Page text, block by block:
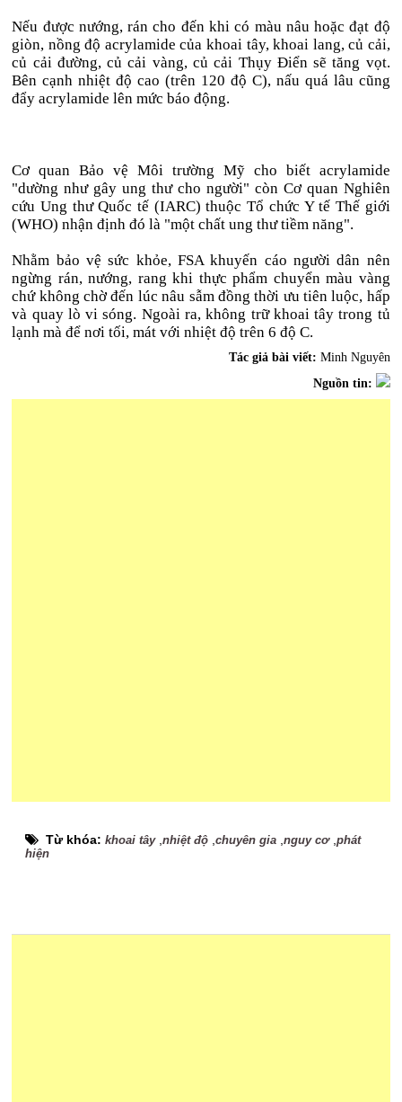
Nếu được nướng, rán cho đến khi có màu nâu hoặc đạt độ
giòn, nồng độ acrylamide của khoai tây, khoai lang, củ cải,
củ cải đường, củ cải vàng, củ cải Thụy Điển sẽ tăng vọt.
Bên cạnh nhiệt độ cao (trên 120 độ C), nấu quá lâu cũng
đẩy acrylamide lên mức báo động.
Cơ quan Bảo vệ Môi trường Mỹ cho biết acrylamide
"dường như gây ung thư cho người" còn Cơ quan Nghiên
cứu Ung thư Quốc tế (IARC) thuộc Tổ chức Y tế Thế giới
(WHO) nhận định đó là "một chất ung thư tiềm năng".
Nhằm bảo vệ sức khỏe, FSA khuyến cáo người dân nên
ngừng rán, nướng, rang khi thực phẩm chuyển màu vàng
chứ không chờ đến lúc nâu sẫm đồng thời ưu tiên luộc, hấp
và quay lò vi sóng. Ngoài ra, không trữ khoai tây trong tủ
lạnh mà để nơi tối, mát với nhiệt độ trên 6 độ C.
Tác giả bài viết: Minh Nguyên
Nguồn tin:
Từ khóa:khoai tây,nhiệt độ ,chuyên gia ,nguy cơ,phát
hiện